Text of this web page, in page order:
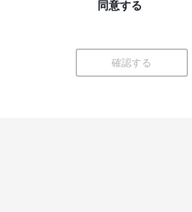
同意する
確認する